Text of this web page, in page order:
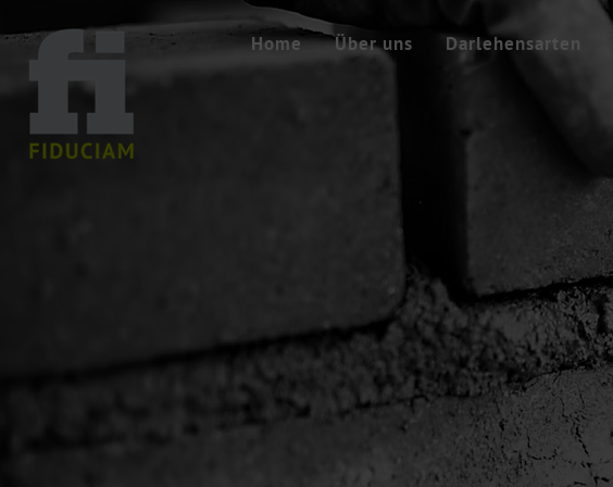
Home Über uns Darlehensarten